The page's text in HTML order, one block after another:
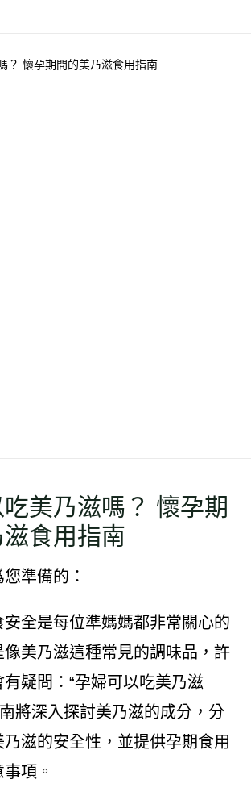
？ 懷孕期間的美乃滋食用指南
美乃滋嗎？ 懷孕期
食用指南
準備的：
安全是每位準媽媽都非常關心的
像美乃滋這種常見的調味品，許
疑問：“孕婦可以吃美乃滋
將深入探討美乃滋的成分，分
滋的安全性，並提供孕期食用
項。